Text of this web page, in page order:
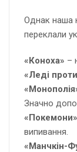
Однак наша
переклали
«Коноха» –
«Леді
Значно
«Покемони»
випивання.
«Манчкін-